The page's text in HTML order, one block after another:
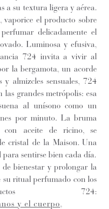
a su textura ligera y aérea.
el producto sobre
delicadamente el
Luminosa y efusiva,
724 invita a vivir al
la bergamota, un acorde
y almizcles sensuales, 724
grandes metrópolis: esa
al unísono como un
por minuto. La bruma
con aceite de ricino, se
cristal de la Maison. Una
sentirse bien cada día.
bienestar y prolongar la
su ritual perfumado con los
724:
y el cuerpo